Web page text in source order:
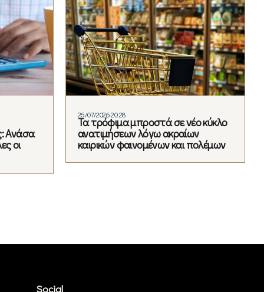
Ανάσα
οι
26/07/2026 20:28
Τα τρόφιμα μπροστά σε νέο κύκλο
ανατιμήσεων λόγω ακραίων
καιρικών φαινομένων και πολέμων
Social